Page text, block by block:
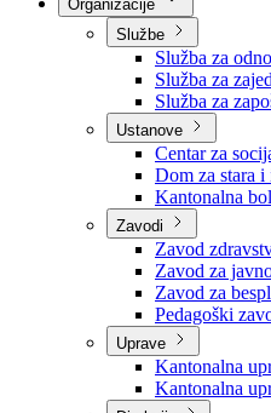
Nadležnosti
Sjednice Vlade
Službe
Služba za
Služba za
Služba za
Ustanove
Centar za
Dom za stara i
Kantonalna
Zavodi
Zavod
Zavod za
Zavod za
Pedagoški
Uprave